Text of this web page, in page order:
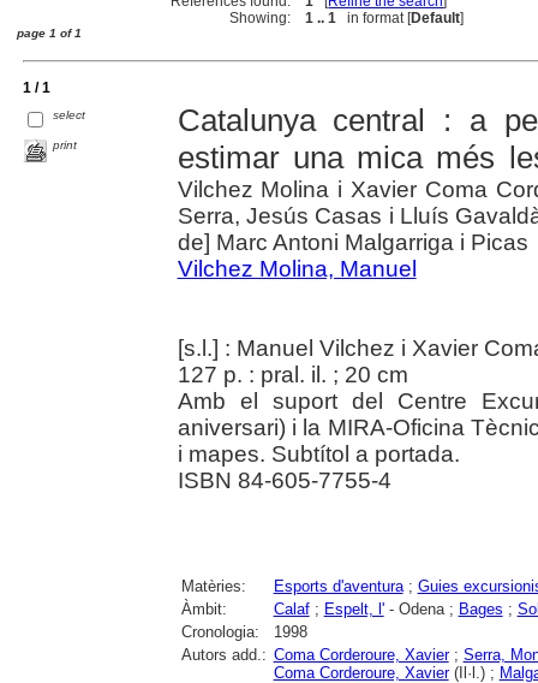
Showing:
1 .. 1 in format [Default]
page 1 of 1
1 / 1
select
print
Catalunya central : a
estimar una mica més
Vilchez Molina i Xavier Coma
Serra, Jesús Casas i Lluís
de] Marc Antoni Malgarriga i Picas
Vilchez Molina, Manuel
[s.l.] : Manuel Vilchez i Xavier
127 p. : pral. il. ; 20 cm
Amb el suport del Centre
aniversari) i la MIRA-Oficina
i mapes. Subtítol a portada.
ISBN 84-605-7755-4
Matèries: Esports d'aventura; Guies
Àmbit:
Calaf; Espelt, l'- Odena ; Bages ;
Cronologia:
1998
Autors add.: Coma Corderoure, Xavier; Serra,
Coma Corderoure, Xavier(Il·l.) ;